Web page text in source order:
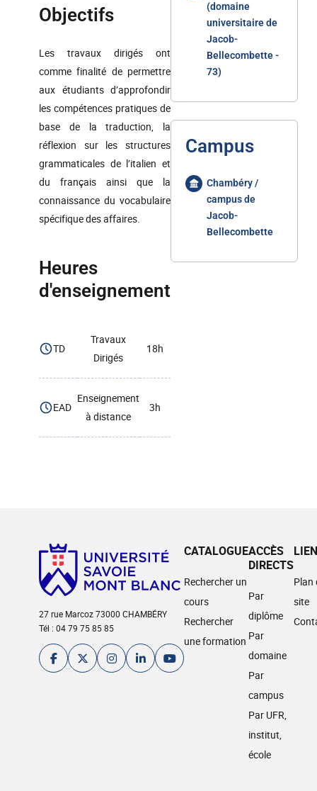
Objectifs
Les travaux dirigés ont
comme finalité de permettre
aux étudiants d’approfondir
les compétences pratiques de
base de la traduction, la
réflexion sur les structures
grammaticales de l’italien et
du français ainsi que la
connaissance du vocabulaire
spécifique des affaires.
Heures
d'enseignement
TD
Travaux
Dirigés
18h
EAD
Enseignement
à distance
3h
(domaine
universitaire de
Jacob-
Bellecombette -
73)
Campus
Chambéry /
campus de
Jacob-
Bellecombette
27 rue Marcoz 73000 CHAMBÉRY
Tél : 04 79 75 85 85
CATALOGUE
Rechercher un
cours
Rechercher
une formation
ACCÈS
DIRECTS
Par
diplôme
Par
domaine
Par
campus
Par UFR,
institut,
école
Plan
site